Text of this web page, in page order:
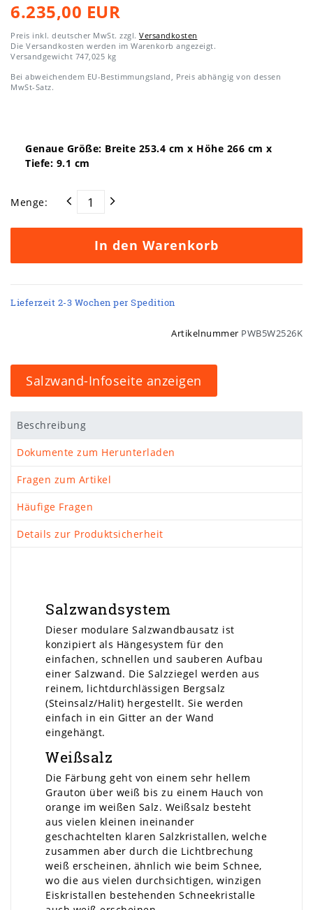
6.235,00 EUR
Preis inkl. deutscher MwSt. zzgl. Versandkosten
Die Versandkosten werden im Warenkorb angezeigt.
Versandgewicht 747,025 kg
Bei abweichendem EU-Bestimmungsland, Preis abhängig von dessen
MwSt-Satz.
Genaue Größe: Breite 253.4 cm x Höhe 266 cm x
Tiefe: 9.1 cm
Menge:
In den Warenkorb
Lieferzeit 2-3 Wochen per Spedition
Artikelnummer PWB5W2526K
Salzwand-Infoseite anzeigen
Beschreibung
Dokumente zum Herunterladen
Fragen zum Artikel
Häufige Fragen
Details zur Produktsicherheit
Salzwandsystem
Dieser modulare Salzwandbausatz ist
konzipiert als Hängesystem für den
einfachen, schnellen und sauberen Aufbau
einer Salzwand. Die Salzziegel werden aus
reinem, lichtdurchlässigen Bergsalz
(Steinsalz/Halit) hergestellt. Sie werden
einfach in ein Gitter an der Wand
eingehängt.
Weißsalz
Die Färbung geht von einem sehr hellem
Grauton über weiß bis zu einem Hauch von
orange im weißen Salz. Weißsalz besteht
aus vielen kleinen ineinander
geschachtelten klaren Salzkristallen, welche
zusammen aber durch die Lichtbrechung
weiß erscheinen, ähnlich wie beim Schnee,
wo die aus vielen durchsichtigen, winzigen
Eiskristallen bestehenden Schneekristalle